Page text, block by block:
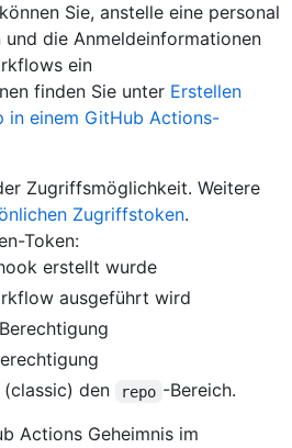
Sie, anstelle eine personal
die Anmeldeinformationen
ein
finden Sie unter Erstellen
in einem GitHub Actions-
Zugriffsmöglichkeit. Weitere
Zugriffstoken.
Token:
erstellt wurde
ausgeführt wird
den
repo -Bereich.
Actions Geheimnis im